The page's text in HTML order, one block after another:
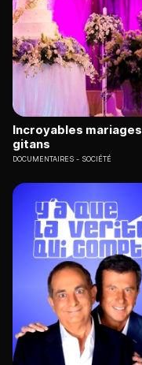
Incroyables mariages
gitans
DOCUMENTAIRES SOCIÉTÉ